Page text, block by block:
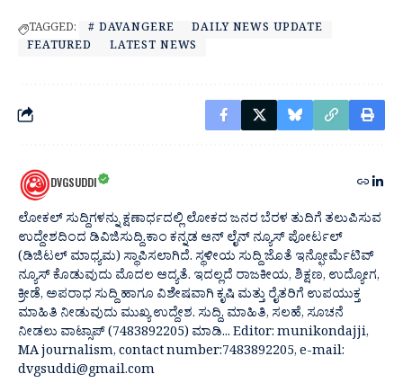
TAGGED: # DAVANGERE
DAILY NEWS UPDATE
FEATURED
LATEST NEWS
DVGSUDDI
ಲೋಕಲ್ ಸುದ್ದಿಗಳನ್ನು ಕ್ಷಣಾರ್ಧದಲ್ಲಿ ಲೋಕದ ಜನರ ಬೆರಳ ತುದಿಗೆ ತಲುಪಿಸುವ
ಉದ್ದೇಶದಿಂದ ಡಿವಿಜಿಸುದ್ದಿ.ಕಾಂ ಕನ್ನಡ ಆನ್ ಲೈನ್ ನ್ಯೂಸ್ ಪೋರ್ಟಲ್
(ಡಿಜಿಟಲ್ ಮಾಧ್ಯಮ) ಸ್ಥಾಪಿಸಲಾಗಿದೆ. ಸ್ಥಳೀಯ ಸುದ್ದಿ ಜೊತೆ ಇನ್ಫೋರ್ಮೆಟಿವ್
ನ್ಯೂಸ್ ಕೊಡುವುದು ಮೊದಲ ಆದ್ಯತೆ. ಇದಲ್ಲದೆ ರಾಜಕೀಯ, ಶಿಕ್ಷಣ, ಉದ್ಯೋಗ,
ಕ್ರೀಡೆ, ಅಪರಾಧ ಸುದ್ದಿ ಹಾಗೂ ವಿಶೇಷವಾಗಿ ಕೃಷಿ ಮತ್ತು ರೈತರಿಗೆ ಉಪಯುಕ್ತ
ಮಾಹಿತಿ ನೀಡುವುದು ಮುಖ್ಯ ಉದ್ದೇಶ. ಸುದ್ದಿ, ಮಾಹಿತಿ, ಸಲಹೆ, ಸೂಚನೆ
ನೀಡಲು ವಾಟ್ಸಾಪ್ (7483892205) ಮಾಡಿ... Editor: munikondajji,
MA journalism, contact number:7483892205, e-mail:
dvgsuddi@gmail.com